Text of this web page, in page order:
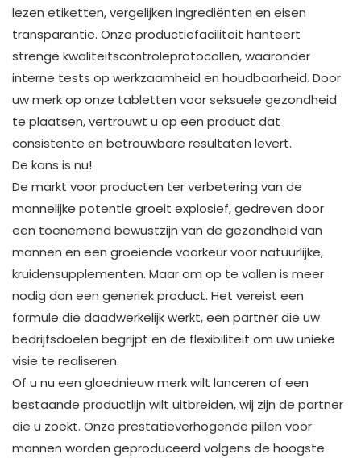
lezen etiketten, vergelijken ingrediënten en eisen
transparantie. Onze productiefaciliteit hanteert
strenge kwaliteitscontroleprotocollen, waaronder
interne tests op werkzaamheid en houdbaarheid. Door
uw merk op onze tabletten voor seksuele gezondheid
te plaatsen, vertrouwt u op een product dat
consistente en betrouwbare resultaten levert.
De kans is nu!
De markt voor producten ter verbetering van de
mannelijke potentie groeit explosief, gedreven door
een toenemend bewustzijn van de gezondheid van
mannen en een groeiende voorkeur voor natuurlijke,
kruidensupplementen. Maar om op te vallen is meer
nodig dan een generiek product. Het vereist een
formule die daadwerkelijk werkt, een partner die uw
bedrijfsdoelen begrijpt en de flexibiliteit om uw unieke
visie te realiseren.
Of u nu een gloednieuw merk wilt lanceren of een
bestaande productlijn wilt uitbreiden, wij zijn de partner
die u zoekt. Onze prestatieverhogende pillen voor
mannen worden geproduceerd volgens de hoogste